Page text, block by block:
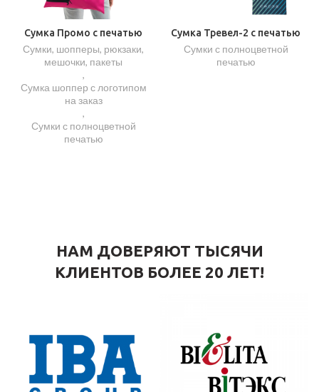
Сумка Промо с печатью
Сумки, шопперы, рюкзаки,
мешочки, пакеты
,
Сумка шоппер с логотипом
на заказ
,
Сумки с полноцветной
печатью
Сумка Тревел-2 с печатью
Сумки с полноцветной
печатью
НАМ ДОВЕРЯЮТ ТЫСЯЧИ
КЛИЕНТОВ БОЛЕЕ 20 ЛЕТ!